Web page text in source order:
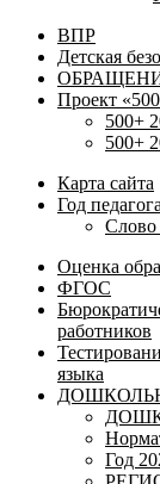
ВПР
Детская
Проект
500+
500+
Карта сайта
Год
Слово
Оценка
ФГОС
работников
языка
Год